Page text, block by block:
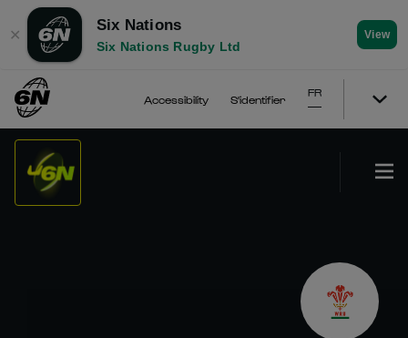
✕
Six Nations
Six Nations Rugby Ltd
View
Accessibility S'identifier
FR